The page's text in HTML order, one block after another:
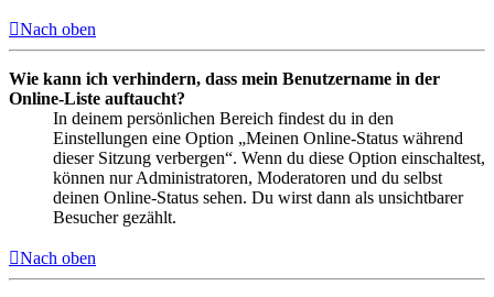
Nach oben
Wie kann ich verhindern, dass mein Benutzername in der
Online-Liste auftaucht?
In deinem persönlichen Bereich findest du in den
Einstellungen eine Option „Meinen Online-Status während
dieser Sitzung verbergen“. Wenn du diese Option einschaltest,
können nur Administratoren, Moderatoren und du selbst
deinen Online-Status sehen. Du wirst dann als unsichtbarer
Besucher gezählt.
Nach oben